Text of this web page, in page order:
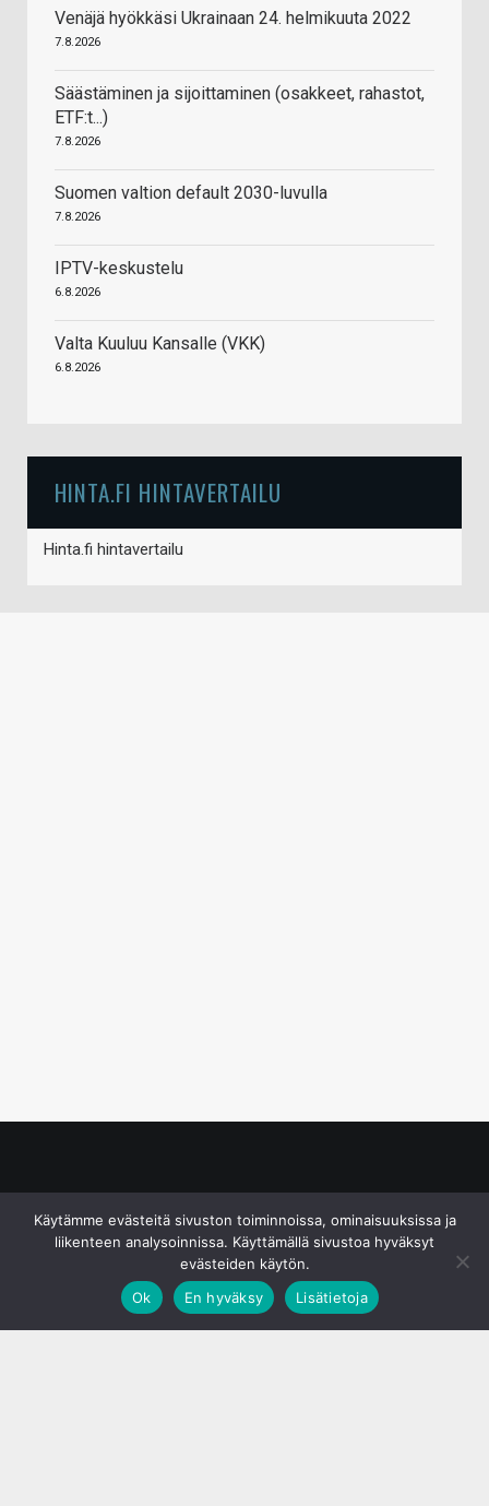
Venäjä hyökkäsi Ukrainaan 24. helmikuuta 2022
7.8.2026
Säästäminen ja sijoittaminen (osakkeet, rahastot,
ETF:t...)
7.8.2026
Suomen valtion default 2030-luvulla
7.8.2026
IPTV-keskustelu
6.8.2026
Valta Kuuluu Kansalle (VKK)
6.8.2026
HINTA.FI HINTAVERTAILU
Hinta.fi hintavertailu
Käytämme evästeitä sivuston toiminnoissa, ominaisuuksissa ja
liikenteen analysoinnissa. Käyttämällä sivustoa hyväksyt
evästeiden käytön.
Ok
En hyväksy Lisätietoja